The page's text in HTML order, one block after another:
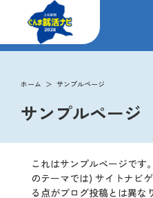
掲載企業
インターンシップ
ホーム サンプルページ
サンプルページ
これはサンプルページです
のテーマでは) サイトナビ
る点がブログ投稿とは異な